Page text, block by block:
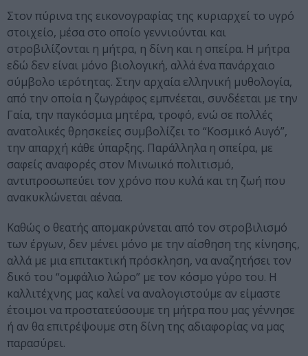
Στον πύρινα της εικονογραφίας της κυριαρχεί το υγρό
στοιχείο, μέσα στο οποίο γεννιούνται και
στροβιλίζονται η μήτρα, η δίνη και η σπείρα. Η μήτρα
εδώ δεν είναι μόνο βιολογική, αλλά ένα πανάρχαιο
σύμβολο ιερότητας. Στην αρχαία ελληνική μυθολογία,
από την οποία η ζωγράφος εμπνέεται, συνδέεται με την
Γαία, την παγκόσμια μητέρα, τροφό, ενώ σε πολλές
ανατολικές θρησκείες συμβολίζει το “Κοσμικό Αυγό”,
την απαρχή κάθε ύπαρξης. Παράλληλα η σπείρα, με
σαφείς αναφορές στον Μινωικό πολιτισμό,
αντιπροσωπεύει τον χρόνο που κυλά και τη ζωή που
ανακυκλώνεται αέναα.
Καθώς ο θεατής απομακρύνεται από τον στροβιλισμό
των έργων, δεν μένει μόνο με την αίσθηση της κίνησης,
αλλά με μια επιτακτική πρόσκληση, να αναζητήσει τον
δικό του “ομφάλιο λώρο” με τον κόσμο γύρο του. Η
καλλιτέχνης μας καλεί να αναλογιστούμε αν είμαστε
έτοιμοι να προστατεύσουμε τη μήτρα που μας γέννησε
ή αν θα επιτρέψουμε στη δίνη της αδιαφορίας να μας
παρασύρει.